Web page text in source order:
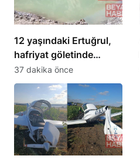
12 yaşındaki Ertuğrul,
hafriyat göletinde
boğuldu
37 dakika önce